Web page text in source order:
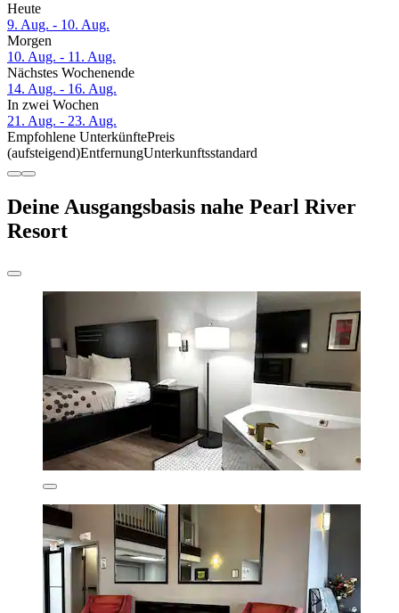
Heute
9. Aug. - 10. Aug.
Morgen
10. Aug. - 11. Aug.
Nächstes Wochenende
14. Aug. - 16. Aug.
In zwei Wochen
21. Aug. - 23. Aug.
Empfohlene UnterkünftePreis
(aufsteigend)EntfernungUnterkunftsstandard
Deine Ausgangsbasis nahe Pearl River
Resort